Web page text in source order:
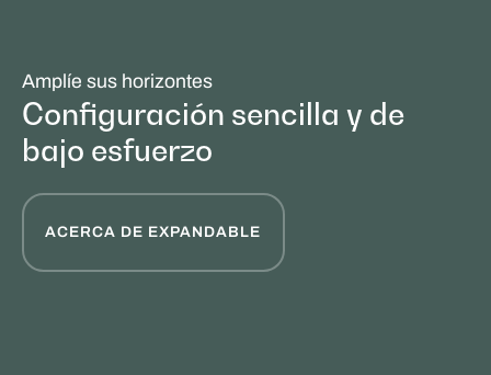
Amplíe sus horizontes
Configuración sencilla y de
bajo esfuerzo
ACERCA DE EXPANDABLE